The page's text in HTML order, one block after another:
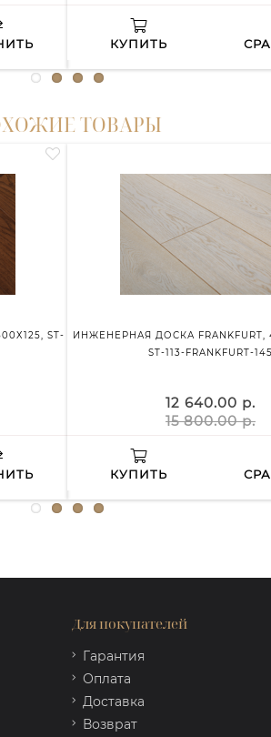
КУПИТЬ
ТОВАРЫ
ST-
ИНЖЕНЕРНАЯ ДОСКА FRANKFURT,
ST-113-FRANKFURT-145
12 640.00 р.
15 800.00 р.
КУПИТЬ
Для покупателей
Гарантия
Оплата
Доставка
Возврат